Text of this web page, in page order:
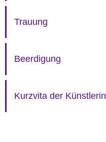
Trauung
Beerdigung
Kurzvita der Künstlerin